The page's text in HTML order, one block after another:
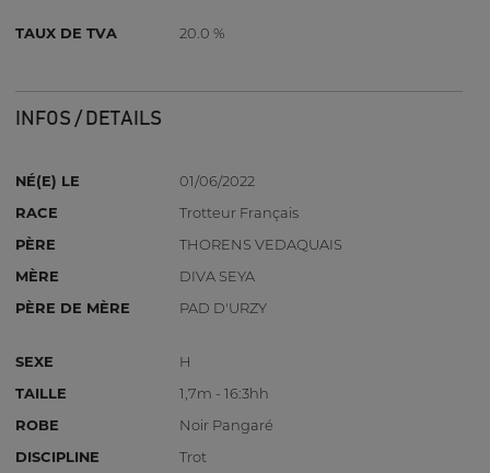
TAUX DE TVA 20.0 %
INFOS / DETAILS
NÉ(E) LE
01/06/2022
RACE
Trotteur Français
PÈRE
THORENS VEDAQUAIS
MÈRE
DIVA SEYA
PÈRE DE MÈRE
PAD D'URZY
SEXE
H
TAILLE
1,7m - 16:3hh
ROBE
Noir Pangaré
DISCIPLINE
Trot